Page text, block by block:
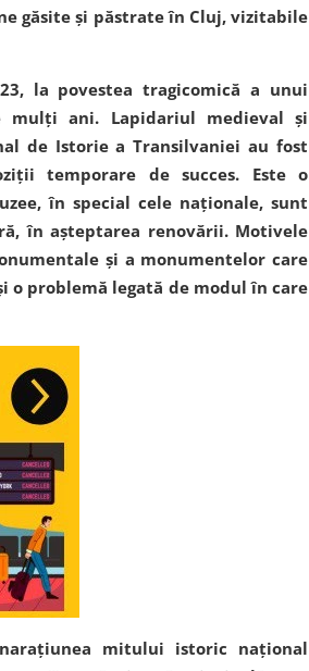
găsite și păstrate în Cluj, vizitabile
la povestea tragicomică a unui
ani. Lapidariul medieval și
de Istorie a Transilvaniei au fost
temporare de succes. Este o
în special cele naționale, sunt
în așteptarea renovării. Motivele
și a monumentelor care
o problemă legată de modul în care
mitului istoric național